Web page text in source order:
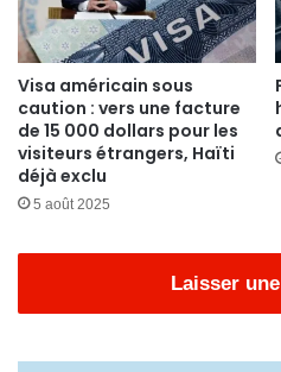
Visa américain sous
caution : vers une facture
de 15 000 dollars pour les
visiteurs étrangers, Haïti
déjà exclu
5 août 2025
Laisser